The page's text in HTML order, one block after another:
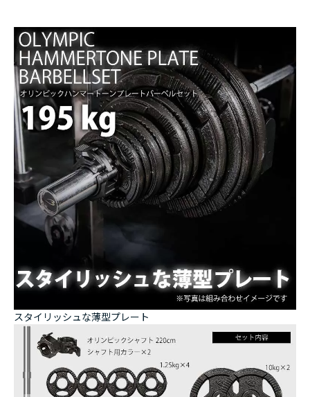
スタイリッシュな薄型プレート